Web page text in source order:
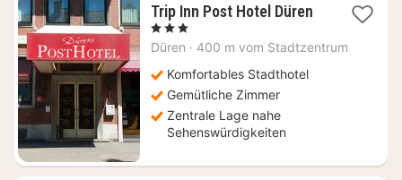
Trip Inn Post Hotel Düren1
ab
, 3 Sterne
Düren · 400 m vom Stadtzentrum
Komfortables Stadthotel
Gemütliche Zimmer
Zentrale Lage nahe
Sehenswürdigkeiten